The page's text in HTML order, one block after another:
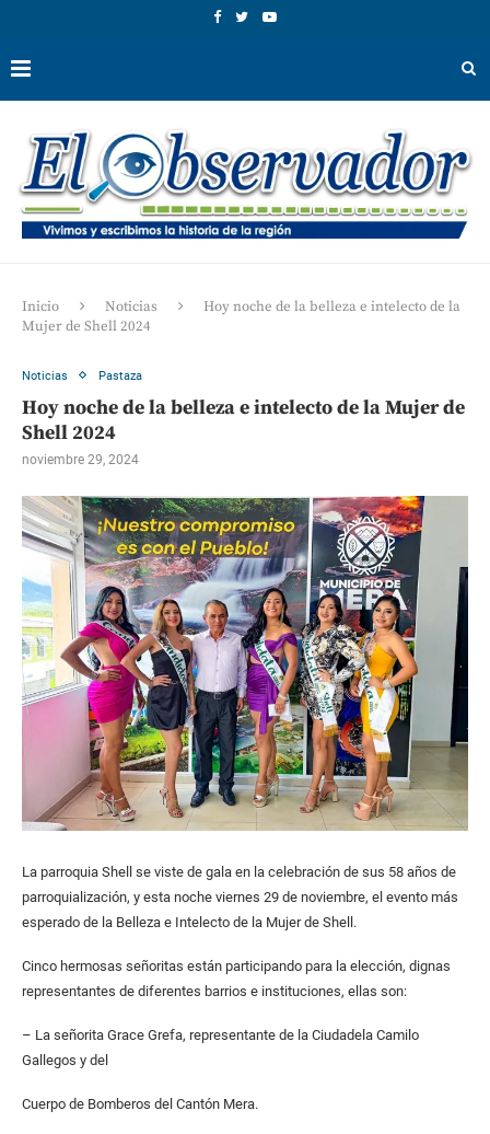
Inicio Noticias
Hoy noche de la belleza e intelecto de la
Mujer de Shell 2024
Noticias Pastaza
Hoy noche de la belleza e intelecto de la Mujer de
Shell 2024
noviembre 29, 2024
La parroquia Shell se viste de gala en la celebración de sus 58 años de
parroquialización, y esta noche viernes 29 de noviembre, el evento más
esperado de la Belleza e Intelecto de la Mujer de Shell.
Cinco hermosas señoritas están participando para la elección, dignas
representantes de diferentes barrios e instituciones, ellas son:
– La señorita Grace Grefa, representante de la Ciudadela Camilo
Gallegos y del
Cuerpo de Bomberos del Cantón Mera.